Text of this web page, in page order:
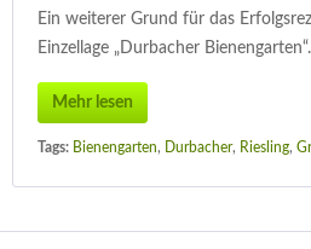
Ein weiterer Grund für das
Einzellage „Durbacher Bienengarten“.
Mehr lesen
Tags: Bienengarten, Durbacher, Riesling,